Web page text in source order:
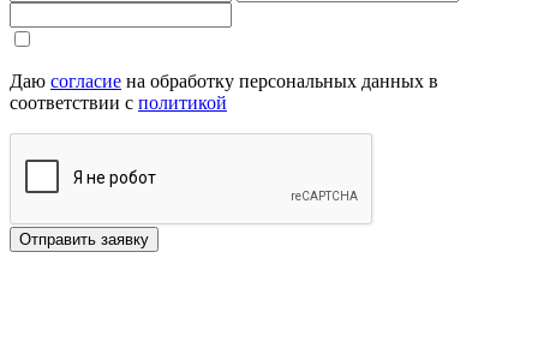
Даю согласие на обработку персональных данных в
соответствии с политикой
Отправить заявку